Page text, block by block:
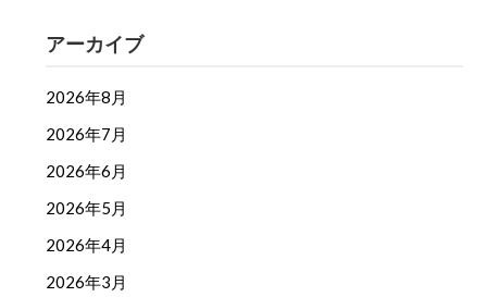
アーカイブ
2026年8月
2026年7月
2026年6月
2026年5月
2026年4月
2026年3月